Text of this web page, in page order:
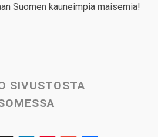
Suomen kauneimpia maisemia!
SIVUSTOSTA